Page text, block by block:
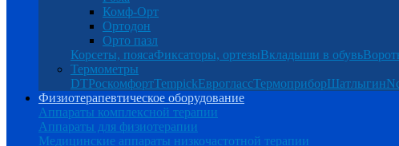
Комф-Орт
Ортодон
Орто пазл
Корсеты, поясаФиксаторы, ортезыВкладыши в обувь
Термометры
DTРоскомфортTempickЕвроглассТермоприборШатлыгин
Физиотерапевтическое оборудование
Аппараты комплексной терапии
Аппараты для физиотерапии
Медицинские аппараты низкочастотной терапии